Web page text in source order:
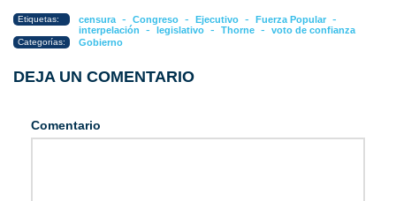
Etiquetas: censura - Congreso - Ejecutivo - Fuerza Popular -
interpelación - legislativo - Thorne - voto de confianza
Categorías: Gobierno
DEJA UN COMENTARIO
Comentario